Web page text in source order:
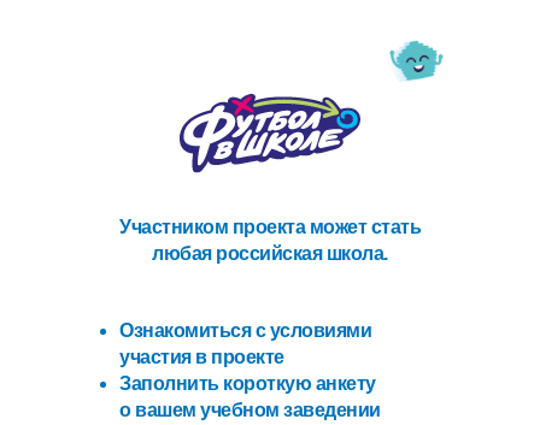
Участником проекта может стать
любая российская школа.
Ознакомиться с условиями
участия в проекте
Заполнить короткую анкету
о вашем учебном заведении